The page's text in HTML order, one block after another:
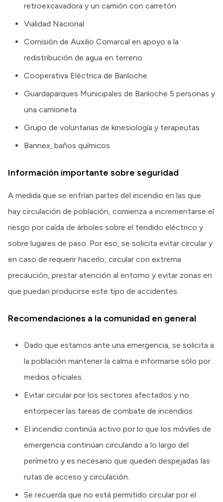
retroexcavadora y un camión con carretón
Vialidad Nacional
Comisión de Auxilio Comarcal en apoyo a la
redistribución de agua en terreno
Cooperativa Eléctrica de Bariloche
Guardaparques Municipales de Bariloche 5 personas y
una camioneta
Grupo de voluntarias de kinesiología y terapeutas
Bannex, baños químicos
Información importante sobre seguridad
A medida que se enfrían partes del incendio en las que
hay circulación de población, comienza a incrementarse el
riesgo por caída de árboles sobre el tendido eléctrico y
sobre lugares de paso. Por eso, se solicita evitar circular y
en caso de requerir hacerlo, circular con extrema
precaución, prestar atención al entorno y evitar zonas en
que puedan producirse este tipo de accidentes.
Recomendaciones a la comunidad en general
Dado que estamos ante una emergencia, se solicita a
la población mantener la calma e informarse sólo por
medios oficiales.
Evitar circular por los sectores afectados y no
entorpecer las tareas de combate de incendios.
El incendio continúa activo por lo que los móviles de
emergencia continúan circulando a lo largo del
perímetro y es necesario que queden despejadas las
rutas de acceso y circulación.
Se recuerda que no está permitido circular por el